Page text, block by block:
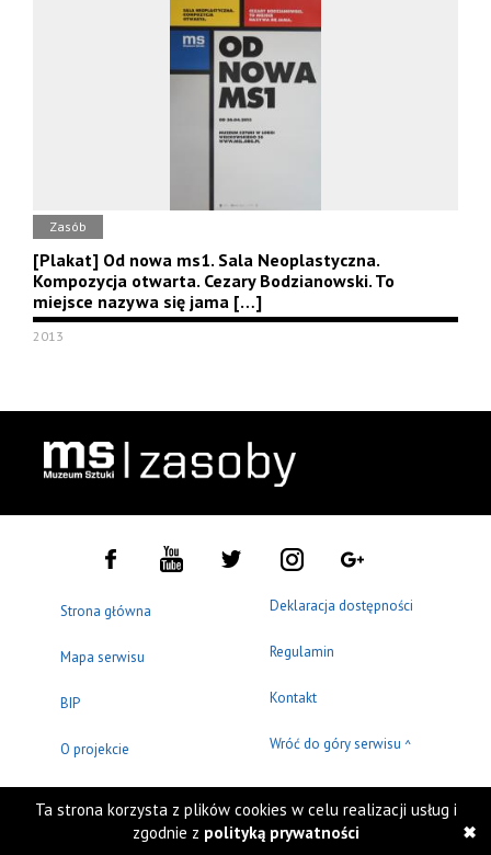
Zasób
[Plakat] Od nowa ms1. Sala Neoplastyczna.
Kompozycja otwarta. Cezary Bodzianowski. To
miejsce nazywa się jama […]
2013
Strona główna
Mapa serwisu
BIP
O projekcie
Deklaracja dostępności
Regulamin
Kontakt
Wróć do góry serwisu ^
Ta strona korzysta z plików cookies w celu realizacji usług i
zgodnie z polityką prywatności